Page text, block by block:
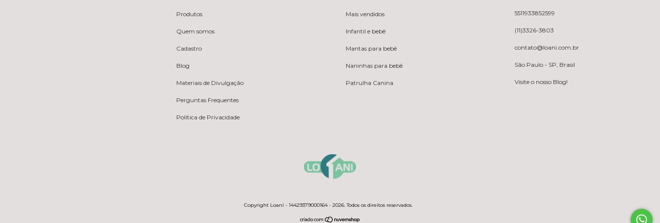
Produtos
Quem somos
Cadastro
Blog
Materiais de Divulgação
Perguntas Frequentes
Política de Privacidade
Mais vendidos
Infantil e bebê
Mantas para bebê
Naninhas para bebê
Patrulha Canina
5511933852599
(11)3326-3803
contato@loani.com.br
São Paulo - SP, Brasil
Visite o nosso Blog!
Copyright Loaní - 14429379000164 - 2026. Todos os direitos reservados.